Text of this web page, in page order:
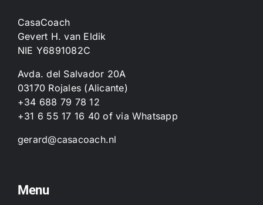
CasaCoach
Gevert H. van Eldik
NIE Y6891082C
Avda. del Salvador 20A
03170 Rojales (Alicante)
+34 688 79 78 12
+31 6 55 17 16 40 ofvia Whatsapp
gerard@casacoach.nl
Menu